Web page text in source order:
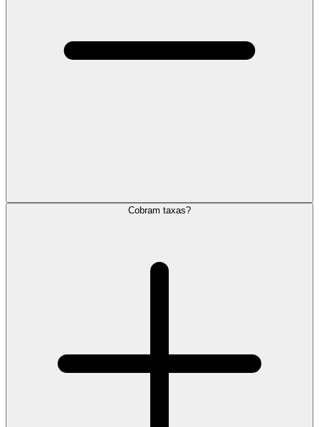
Cobram taxas?